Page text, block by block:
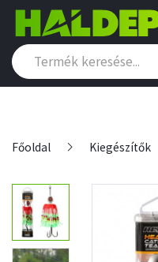
Főoldal Kiegészítők